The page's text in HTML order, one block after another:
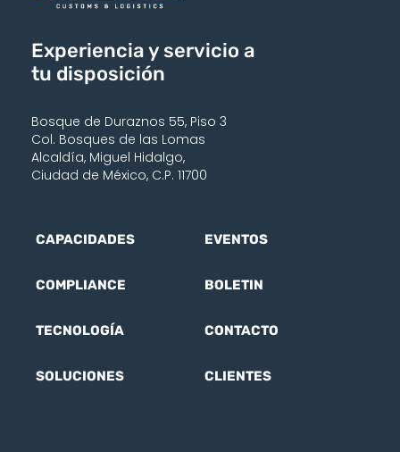
Experiencia y servicio a
tu disposición
Bosque de Duraznos 55, Piso 3
Col. Bosques de las Lomas
Alcaldía, Miguel Hidalgo,
Ciudad de México, C.P. 11700
CAPACIDADES
COMPLIANCE
TECNOLOGÍA
SOLUCIONES
EVENTOS
BOLETIN
CONTACTO
CLIENTES